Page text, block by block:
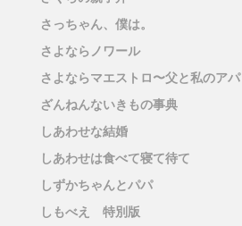
さっちゃん、僕は。
さよならノワール
さよならマエストロ〜父と私のア
ざんねんないきもの事典
しあわせな結婚
しあわせは食べて寝て待て
しずかちゃんとパパ
しもべえ 特別版